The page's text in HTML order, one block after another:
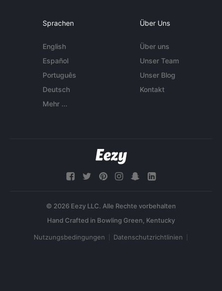
Sprachen
English
Español
Português
Deutsch
Mehr ...
Über Uns
Über uns
Unser Team
Unser Blog
Kontakt
© 2026 Eezy LLC. Alle Rechte vorbehalten
Nutzungsbedingungen Datenschutzrichtlinien